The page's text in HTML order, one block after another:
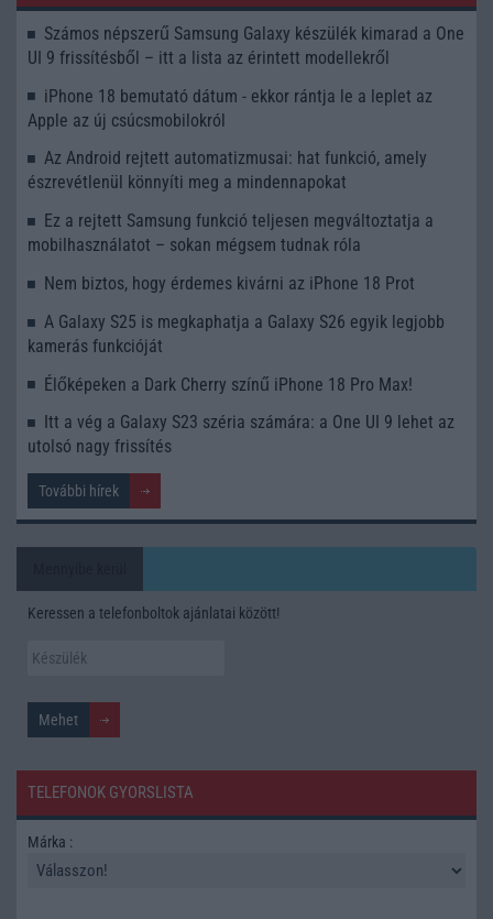
Számos népszerű Samsung Galaxy készülék kimarad a One
UI 9 frissítésből – itt a lista az érintett modellekről
iPhone 18 bemutató dátum - ekkor rántja le a leplet az
Apple az új csúcsmobilokról
Az Android rejtett automatizmusai: hat funkció, amely
észrevétlenül könnyíti meg a mindennapokat
Ez a rejtett Samsung funkció teljesen megváltoztatja a
mobilhasználatot – sokan mégsem tudnak róla
Nem biztos, hogy érdemes kivárni az iPhone 18 Prot
A Galaxy S25 is megkaphatja a Galaxy S26 egyik legjobb
kamerás funkcióját
Élőképeken a Dark Cherry színű iPhone 18 Pro Max!
Itt a vég a Galaxy S23 széria számára: a One UI 9 lehet az
utolsó nagy frissítés
További hírek
Keressen a telefonboltok ajánlatai között!
TELEFONOK GYORSLISTA
Márka :